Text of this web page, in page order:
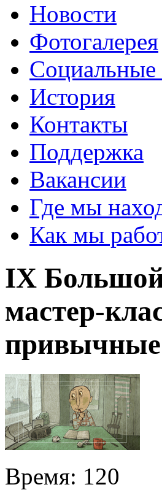
Новости
Фотогалерея
Социальные
История
Контакты
Поддержка
Вакансии
Где мы
Как мы
IX
мастер-
привычные
Время: 120